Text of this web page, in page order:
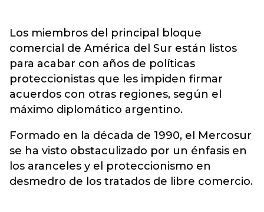
Los miembros del principal bloque
comercial de América del Sur están listos
para acabar con años de políticas
proteccionistas que les impiden firmar
acuerdos con otras regiones, según el
máximo diplomático argentino.
Formado en la década de 1990, el Mercosur
se ha visto obstaculizado por un énfasis en
los aranceles y el proteccionismo en
desmedro de los tratados de libre comercio.